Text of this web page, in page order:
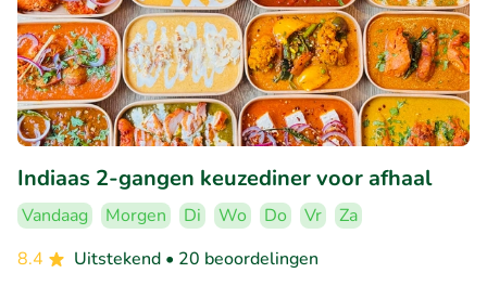
Indiaas 2-gangen keuzediner voor afhaal
Vandaag Morgen Di Wo Do Vr
Za
8.4
Uitstekend • 20 beoordelingen